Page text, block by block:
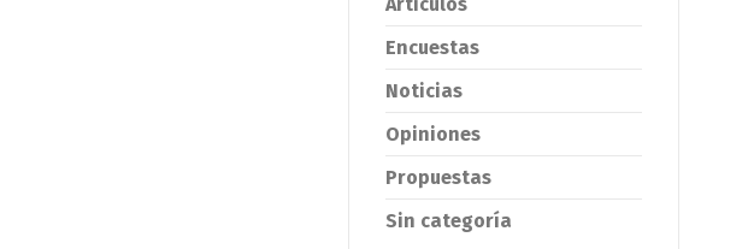
Encuestas
Noticias
Opiniones
Propuestas
Sin categoría